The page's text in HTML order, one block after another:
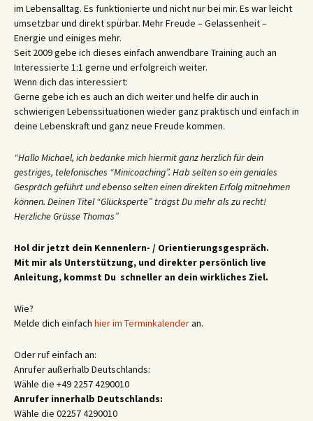
im Lebensalltag. Es funktionierte und nicht nur bei mir. Es war leicht
umsetzbar und direkt spürbar. Mehr Freude – Gelassenheit –
Energie und einiges mehr.
Seit 2009 gebe ich dieses einfach anwendbare Training auch an
Interessierte 1:1 gerne und erfolgreich weiter.
Wenn dich das interessiert:
Gerne gebe ich es auch an dich weiter und helfe dir auch in
schwierigen Lebenssituationen wieder ganz praktisch und einfach in
deine Lebenskraft und ganz neue Freude kommen.
“Hallo Michael, ich bedanke mich hiermit ganz herzlich für dein
gestriges, telefonisches “Minicoaching”. Hab selten so ein geniales
Gespräch geführt und ebenso selten einen direkten Erfolg mitnehmen
können. Deinen Titel “Glücksperte” trägst Du mehr als zu recht!
Herzliche Grüsse Thomas”
Hol dir jetzt dein Kennenlern- / Orientierungsgespräch.
Mit mir als Unterstützung, und direkter persönlich live
Anleitung, kommst Du schneller an dein wirkliches Ziel.
Wie?
Melde dich einfach hier im Terminkalenderan.
Oder ruf einfach an:
Anrufer außerhalb Deutschlands:
Wähle die +49 2257 4290010
Anrufer innerhalb Deutschlands:
Wähle die 02257 4290010